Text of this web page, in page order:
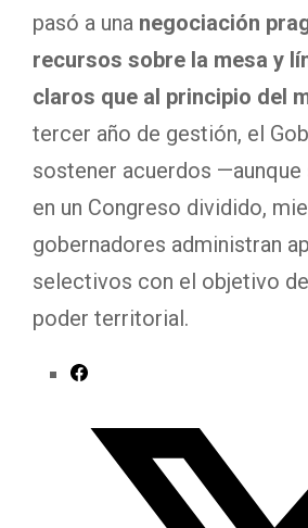
pasó a una negociación
recursos sobre la mesa y
claros que al principio del
tercer año de gestión, el
sostener acuerdos
en un Congreso dividido,
gobernadores administran
selectivos con el objetivo
poder territorial.